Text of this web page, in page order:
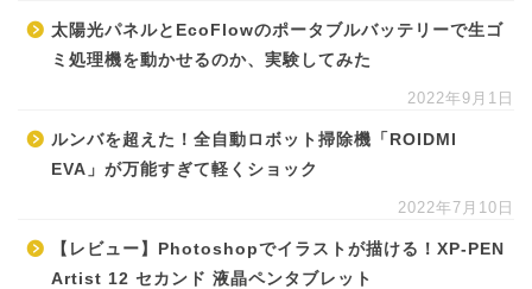
太陽光パネルとEcoFlowのポータブルバッテリーで生ゴ
ミ処理機を動かせるのか、実験してみた
2022年9月1日
ルンバを超えた！全自動ロボット掃除機「ROIDMI
EVA」が万能すぎて軽くショック
2022年7月10日
【レビュー】Photoshopでイラストが描ける！XP-PEN
Artist 12 セカンド 液晶ペンタブレット